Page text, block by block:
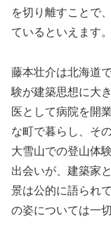
を切り離すことで
ているといえます。
藤本壮介は北海道
験が建築思想に大
医として病院を開
な町で暮らし、そ
大雪山での登山体
出会いが、建築家
景は公的に語られ
の姿については一